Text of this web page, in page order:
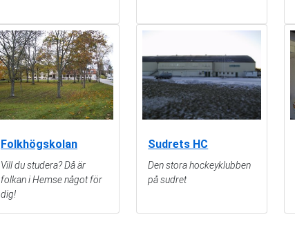
Folkhögskolan
Vill du studera? Då är
folkan i Hemse något för
dig!
Sudrets HC
Den stora hockeyklubben
på sudret